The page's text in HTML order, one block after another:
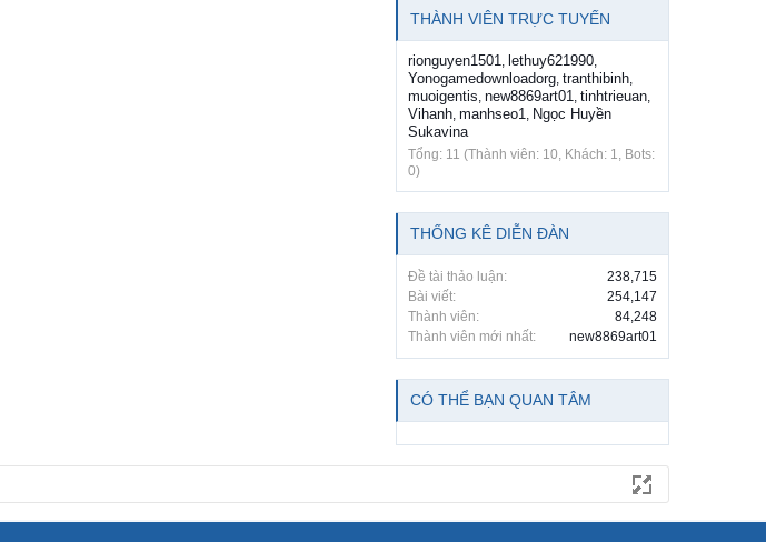
THÀNH VIÊN TRỰC TUYẾN
rionguyen1501, lethuy621990,
Yonogamedownloadorg, tranthibinh,
muoigentis, new8869art01, tinhtrieuan,
Vihanh, manhseo1, Ngọc Huyền
Sukavina
Tổng: 11 (Thành viên: 10, Khách: 1, Bots:
0)
THỐNG KÊ DIỄN ĐÀN
Đề tài thảo luận:
238,715
Bài viết:
254,147
Thành viên:
84,248
Thành viên mới nhất:
new8869art01
CÓ THỂ BẠN QUAN TÂM